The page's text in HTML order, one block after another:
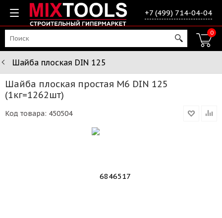
+7 (499) 714-04-04
0
Шайба плоская DIN 125
Шайба плоская простая М6 DIN 125
(1кг=1262шт)
Код товара: 450504